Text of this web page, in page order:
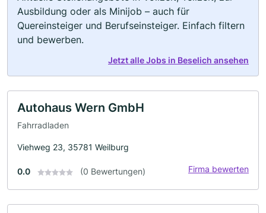
Ausbildung oder als Minijob – auch für
Quereinsteiger und Berufseinsteiger. Einfach filtern
und bewerben.
Jetzt alle Jobs in Beselich ansehen
Autohaus Wern GmbH
Fahrradladen
Viehweg 23, 35781 Weilburg
0.0 (0 Bewertungen) Firma bewerten